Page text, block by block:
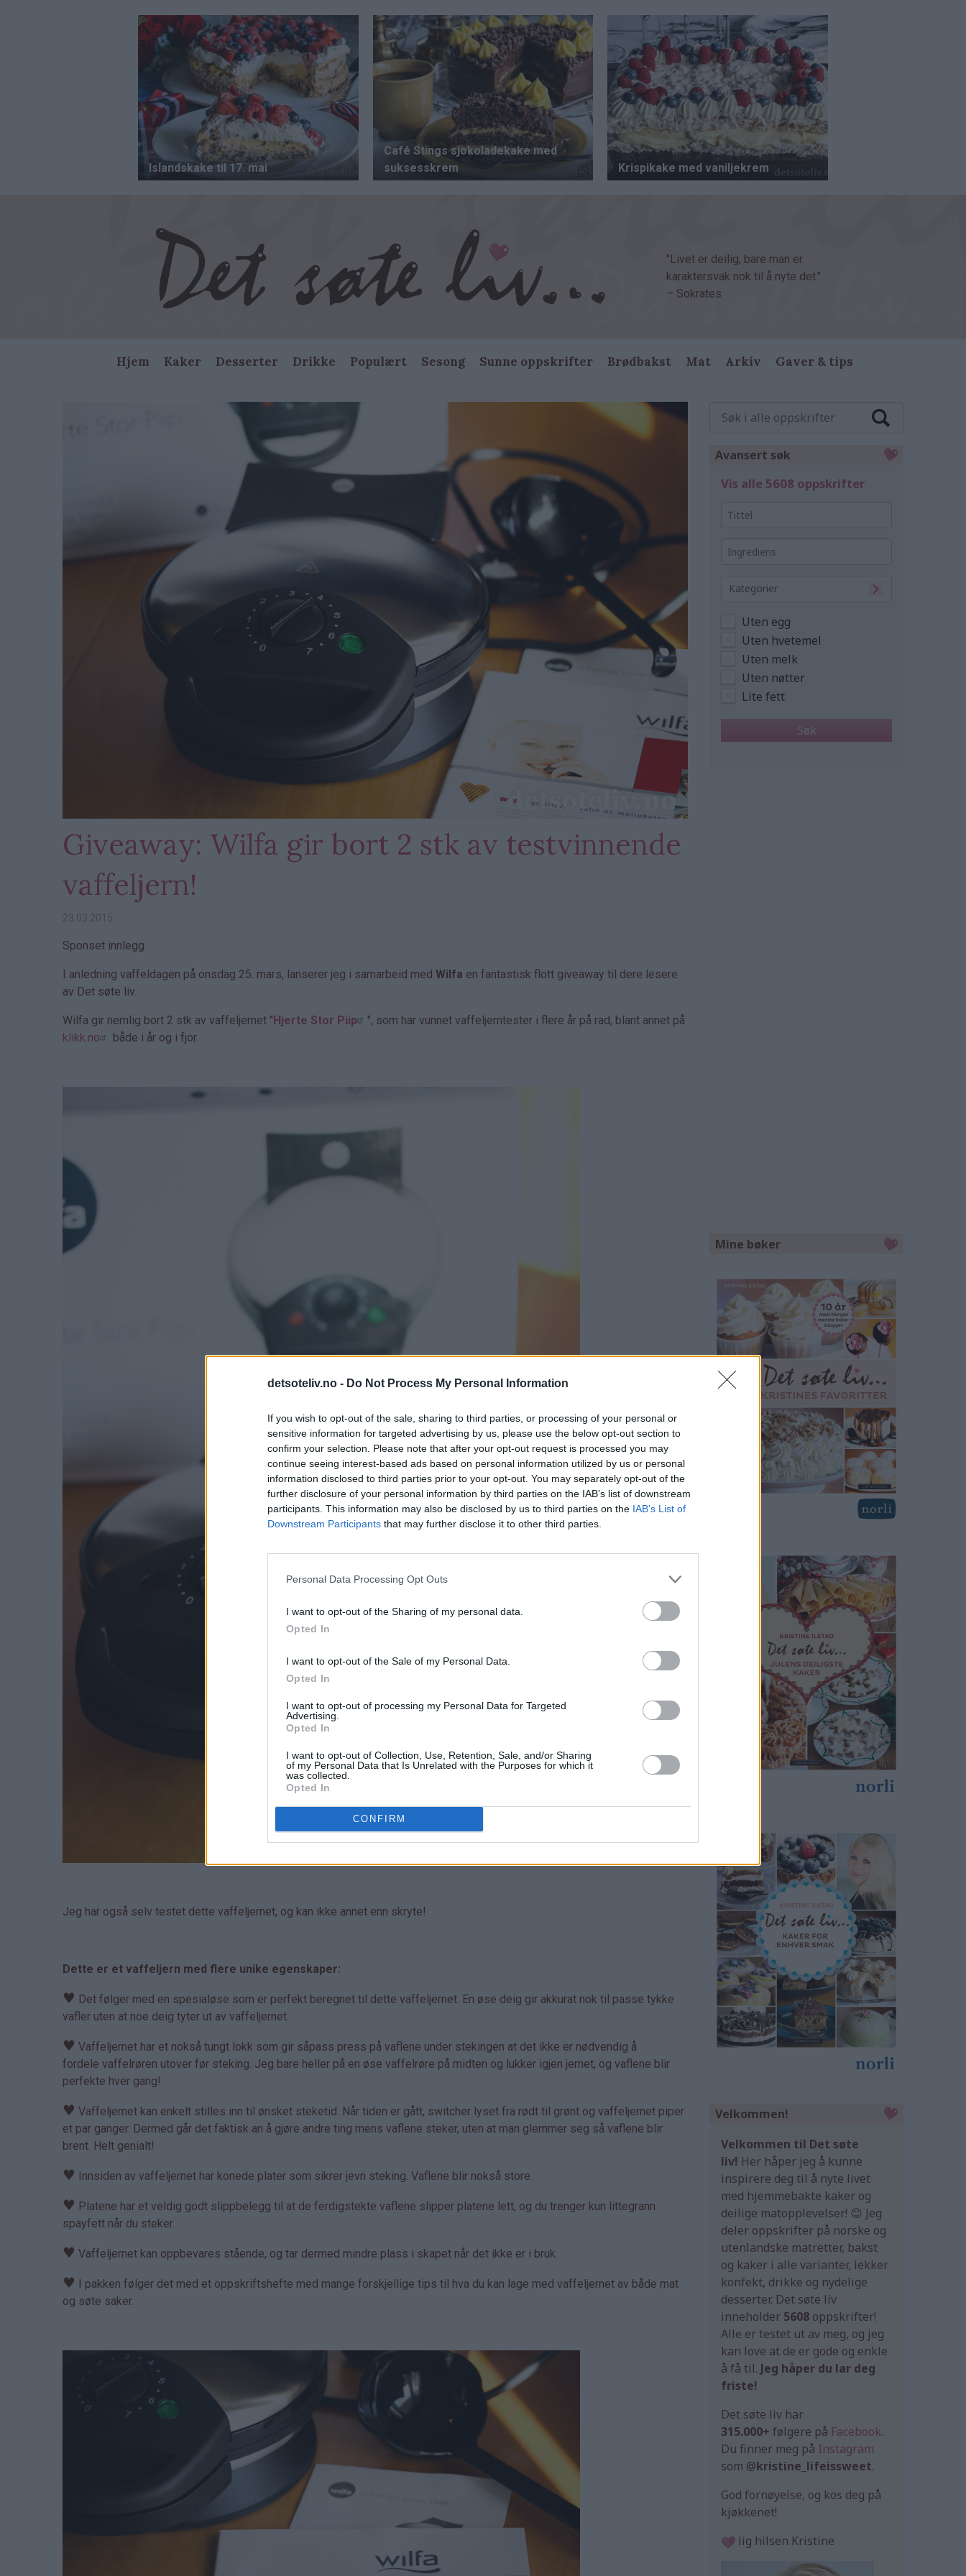
detsoteliv.no - Do Not Process My Personal Information
If you wish to opt-out of the sale, sharing to third parties, or processing of your personal or
sensitive information for targeted advertising by us, please use the below opt-out section to
confirm your selection. Please note that after your opt-out request is processed you may
continue seeing interest-based ads based on personal information utilized by us or personal
information disclosed to third parties prior to your opt-out. You may separately opt-out of the
further disclosure of your personal information by third parties on the IAB’s list of downstream
participants. This information may also be disclosed by us to third parties on the IAB’s List of
Downstream Participants that may further disclose it to other third parties.
Personal Data Processing Opt Outs
I want to opt-out of the Sharing of my personal data.
Opted In
I want to opt-out of the Sale of my Personal Data.
Opted In
I want to opt-out of processing my Personal Data for Targeted
Advertising.
Opted In
I want to opt-out of Collection, Use, Retention, Sale, and/or Sharing
of my Personal Data that Is Unrelated with the Purposes for which it
was collected.
Opted In
CONFIRM
"Livet er deilig, bare man er
karaktersvak nok til å nyte det."
– Sokrates
Main
navigation
Hjem Kaker Desserter Drikke Populært Sesong Sunne oppskrifter Brødbakst Mat Arkiv Gaver & tips
Giveaway: Wilfa gir bort 2 stk av testvinnende
vaffeljern!
23.03.2015
Sponset innlegg.
I anledning vaffeldagen på onsdag 25. mars, lanserer jeg i samarbeid med Wilfa en fantastisk flott giveaway til dere lesere
av Det søte liv.
Wilfa gir nemlig bort 2 stk av vaffeljernet "Hjerte Stor Piip
", som har vunnet vaffeljerntester i flere år på rad, blant annet på
klikk.no
både i år og i fjor.
Jeg har også selv testet dette vaffeljernet, og kan ikke annet enn skryte!
Dette er et vaffeljern med flere unike egenskaper:
♥ Det følger med en spesialøse som er perfekt beregnet til dette vaffeljernet. En øse deig gir akkurat nok til passe tykke
vafler uten at noe deig tyter ut av vaffeljernet.
♥ Vaffeljernet har et nokså tungt lokk som gir såpass press på vaflene under stekingen at det ikke er nødvendig å
fordele vaffelrøren utover før steking. Jeg bare heller på en øse vaffelrøre på midten og lukker igjen jernet, og vaflene blir
perfekte hver gang!
♥ Vaffeljernet kan enkelt stilles inn til ønsket steketid. Når tiden er gått, switcher lyset fra rødt til grønt og vaffeljernet piper
et par ganger. Dermed går det faktisk an å gjøre andre ting mens vaflene steker, uten at man glemmer seg så vaflene blir
brent. Helt genialt!
♥ Innsiden av vaffeljernet har konede plater som sikrer jevn steking. Vaflene blir nokså store.
♥ Platene har et veldig godt slippbelegg til at de ferdigstekte vaflene slipper platene lett, og du trenger kun littegrann
spayfett når du steker.
♥ Vaffeljernet kan oppbevares stående, og tar dermed mindre plass i skapet når det ikke er i bruk.
♥ I pakken følger det med et oppskriftshefte med mange forskjellige tips til hva du kan lage med vaffeljernet av både mat
og søte saker.
Avansert søk
Vis alle 5608 oppskrifter
Kategorier
Uten egg
Uten hvetemel
Uten melk
Uten nøtter
Lite fett
Mine bøker
Velkommen!
Velkommen til Det søte
liv! Her håper jeg å kunne
inspirere deg til å nyte livet
med hjemmebakte kaker og
deilige matopplevelser! 😊 Jeg
deler oppskrifter på norske og
utenlandske matretter, bakst
og kaker i alle varianter, lekker
konfekt, drikke og nydelige
desserter. Det søte liv
inneholder 5608 oppskrifter!
Alle er testet ut av meg, og jeg
kan love at de er gode og enkle
å få til. Jeg håper du lar deg
friste!
Det søte liv har
315.000+ følgere på Facebook.
Du finner meg på Instagram
som @kristine_lifeissweet.
God fornøyelse, og kos deg på
kjøkkenet!
lig hilsen Kristine